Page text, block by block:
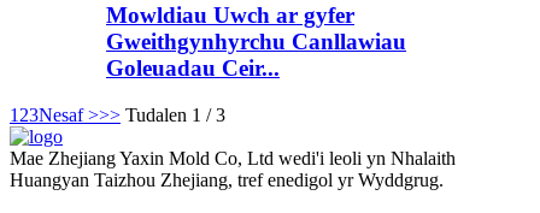
Mowldiau Uwch ar gyfer
Gweithgynhyrchu Canllawiau
Goleuadau Ceir...
1 23Nesaf >>> Tudalen 1 / 3
Mae Zhejiang Yaxin Mold Co, Ltd wedi'i leoli yn Nhalaith
Huangyan Taizhou Zhejiang, tref enedigol yr Wyddgrug.